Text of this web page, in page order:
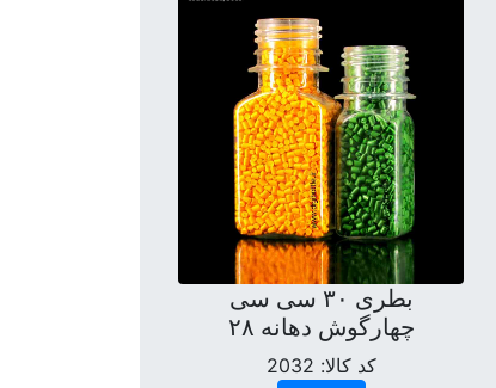
بطری ۳۰ سی سی
چهارگوش دهانه ۲۸
کد کالا: 2032